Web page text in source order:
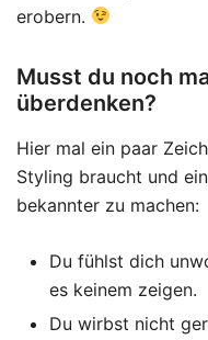
erobern.
Musst du noch
überdenken?
Hier mal ein paar
Styling braucht und
bekannter zu machen:
Du fühlst dich
es keinem zeigen.
Du wirbst nicht